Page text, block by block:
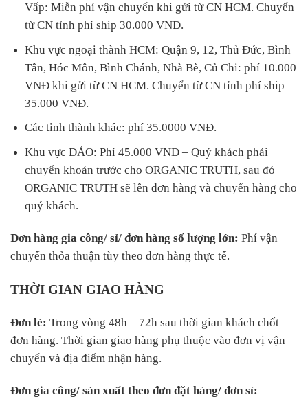
Vấp: Miễn phí vận chuyển khi gửi từ CN HCM. Chuyển
từ CN tỉnh phí ship 30.000 VNĐ.
Khu vực ngoại thành HCM: Quận 9, 12, Thủ Đức, Bình
Tân, Hóc Môn, Bình Chánh, Nhà Bè, Củ Chi: phí 10.000
VNĐ khi gửi từ CN HCM. Chuyển từ CN tỉnh phí ship
35.000 VNĐ.
Các tỉnh thành khác: phí 35.0000 VNĐ.
Khu vực ĐẢO: Phí 45.000 VNĐ – Quý khách phải
chuyển khoản trước cho ORGANIC TRUTH, sau đó
ORGANIC TRUTH sẽ lên đơn hàng và chuyển hàng cho
quý khách.
Đơn hàng gia công/ sỉ/ đơn hàng số lượng lớn: Phí vận
chuyển thỏa thuận tùy theo đơn hàng thực tế.
THỜI GIAN GIAO HÀNG
Đơn lẻ: Trong vòng 48h – 72h sau thời gian khách chốt
đơn hàng. Thời gian giao hàng phụ thuộc vào đơn vị vận
chuyển và địa điểm nhận hàng.
Đơn gia công/ sản xuất theo đơn đặt hàng/ đơn sỉ: